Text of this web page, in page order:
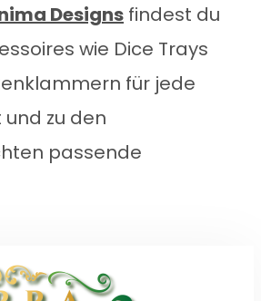
Designs findest du
wie Dice Trays
für jede
zu den
passende